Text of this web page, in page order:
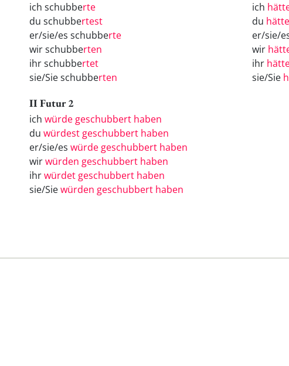
ich schubberte
du schubbertest
er/sie/es schubberte
wir schubberten
ihr schubbertet
sie/Sie schubberten
ich
du
er/sie/
wir
ihr
sie/Sie
II Futur 2
ich würde geschubbert haben
du würdest geschubbert haben
er/sie/es würde geschubbert haben
wirwürden geschubbert haben
ihrwürdet geschubbert haben
sie/Siewürden geschubbert haben